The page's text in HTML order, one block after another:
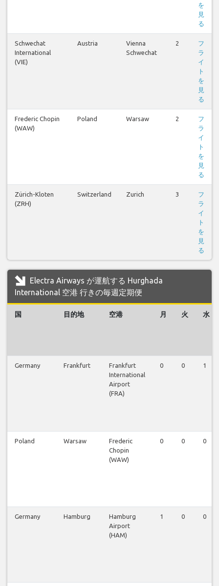
を
見
る
Schwechat
International
(VIE)
Austria
Vienna
Schwechat
2
フ
ラ
イ
ト
を
見
る
Frederic Chopin
(WAW)
Poland Warsaw 2
フ
ラ
イ
ト
を
見
る
Zürich-Kloten
(ZRH)
Switzerland Zurich 3
フ
ラ
イ
ト
を
見
る
Electra Airways が運航する Hurghada
International 空港 行きの毎週定期便
国 目的地 空港 月 火 水
Germany Frankfurt
Frankfurt
International
Airport
(FRA)
0 0 1
Poland Warsaw
Frederic
Chopin
(WAW)
0 0 0
Germany Hamburg
Hamburg
Airport
(HAM)
1 0 0